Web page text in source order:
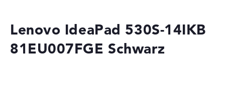
Deals
Merkzettel
Lenovo IdeaPad 530S-14IKB
81EU007FGE Schwarz